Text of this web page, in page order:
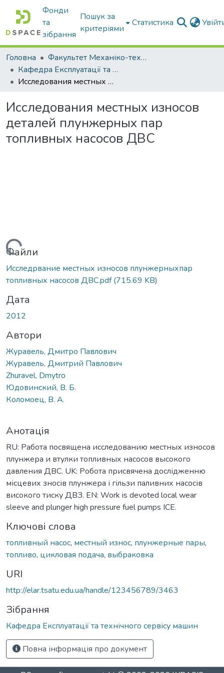
Фонди
та
зібрання
Пошук за
критеріями
Статистика
Головна
Факультет Механіко-технологічний
Кафедра Експлуатації та технічного сервісу машин
Исследования местных износов деталей плунжерных пар топливных насосов ДВС
Исследования местных износов
деталей плунжерных пар
топливных насосов ДВС
Вантажиться...
Файли
Исследрвание местных износов плунжерныхпар
топливных насосов ДВС.pdf(715.69 KB)
Дата
2012
Автори
Журавель, Дмитро Павлович
Журавель, Дмитрий Павлович
Zhuravel, Dmytro
Юдовинский, В. Б.
Коломоец, В. А.
Анотація
RU: Работа посвящена исследованию местных износов
плунжера и втулки топливных насосов высокого
давления ДВС. UK: Робота присвячена дослідженню
місцевих зносів плунжера і гільзи паливних насосів
високого тиску ДВЗ. EN: Work is devoted local wear
sleeve and plunger high pressure fuel pumps ICE.
Ключові слова
топливный насос, местный износ, плунжерные пары,
топливо, цикловая подача, выбраковка
URI
http://elar.tsatu.edu.ua/handle/123456789/3463
Зібрання
Кафедра Експлуатації та технічного сервісу машин
Повна інформація про документ